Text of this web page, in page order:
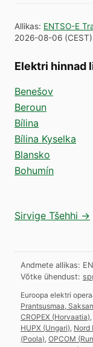
Allikas: ENTSO-E
2026-08-06 (CEST
Elektri hinnad
Benešov
Beroun
Bílina
Bílina Kyselka
Blansko
Bohumín
Sirvige Tšehhi →
Andmete allikas:
Võtke ühendust:
Euroopa elektri
Prantsusmaa,
CROPEX (Horvaatia)
HUPX (Ungari) Nord
(Poola) OPCOM (